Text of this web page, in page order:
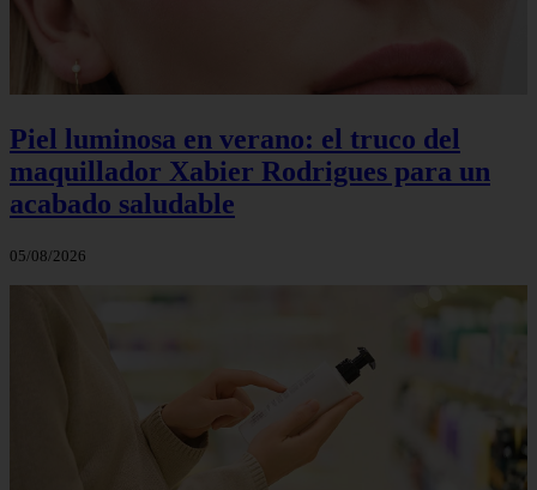
Piel luminosa en verano: el truco del
maquillador Xabier Rodrigues para un
acabado saludable
05/08/2026